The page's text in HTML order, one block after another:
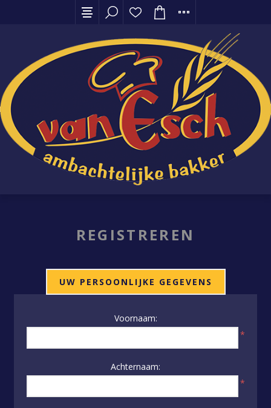
REGISTREREN
UW PERSOONLIJKE GEGEVENS
Voornaam:
*
Achternaam:
*